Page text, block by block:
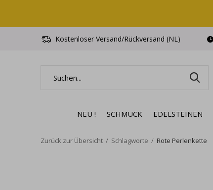
NEU ! SCHMUCK EDELSTEINEN
Kostenloser Versand/Rückversand (NL)
Zurück zur Übersicht Schlagworte Rote Perlenkette